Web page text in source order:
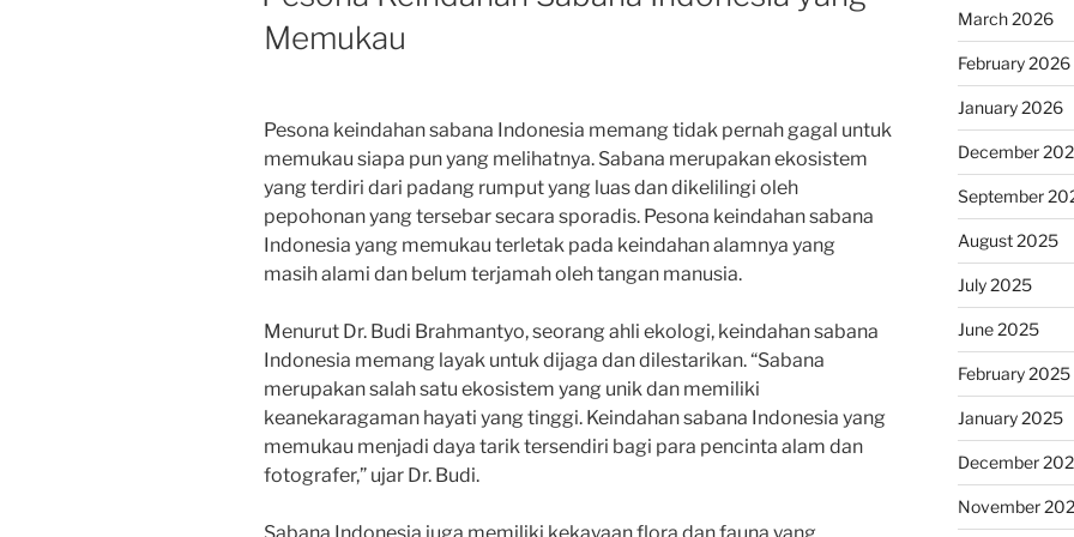
Memukau
Pesona keindahan sabana Indonesia memang tidak pernah gagal untuk
memukau siapa pun yang melihatnya. Sabana merupakan ekosistem
yang terdiri dari padang rumput yang luas dan dikelilingi oleh
pepohonan yang tersebar secara sporadis. Pesona keindahan sabana
Indonesia yang memukau terletak pada keindahan alamnya yang
masih alami dan belum terjamah oleh tangan manusia.
Menurut Dr. Budi Brahmantyo, seorang ahli ekologi, keindahan sabana
Indonesia memang layak untuk dijaga dan dilestarikan. “Sabana
merupakan salah satu ekosistem yang unik dan memiliki
keanekaragaman hayati yang tinggi. Keindahan sabana Indonesia yang
memukau menjadi daya tarik tersendiri bagi para pencinta alam dan
fotografer,” ujar Dr. Budi.
March 2026
February 2026
January 2026
December
September
August 2025
July 2025
June 2025
February 2025
January 2025
December
November